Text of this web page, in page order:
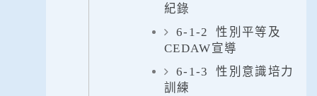
紀錄
6-1-2 性別平等及
CEDAW宣導
6-1-3 性別意識培力
訓練